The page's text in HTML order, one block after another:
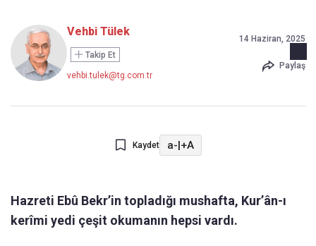
Vehbi Tülek
Takip Et
vehbi.tulek@tg.com.tr
14 Haziran, 2025
Paylaş
Kaydet a-|+A
Hazreti Ebû Bekr’in topladığı mushafta, Kur’ân-ı
kerîmi yedi çeşit okumanın hepsi vardı.